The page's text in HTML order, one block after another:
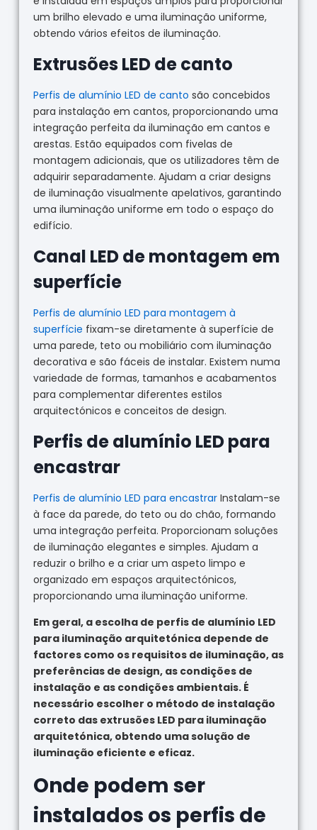
um brilho elevado e uma iluminação uniforme,
obtendo vários efeitos de iluminação.
Extrusões LED de canto
Perfis de alumínio LED de canto são concebidos
para instalação em cantos, proporcionando uma
integração perfeita da iluminação em cantos e
arestas. Estão equipados com fivelas de
montagem adicionais, que os utilizadores têm de
adquirir separadamente. Ajudam a criar designs
de iluminação visualmente apelativos, garantindo
uma iluminação uniforme em todo o espaço do
edifício.
Canal LED de montagem em
superfície
Perfis de alumínio LED para montagem à
superfície fixam-se diretamente à superfície de
uma parede, teto ou mobiliário com iluminação
decorativa e são fáceis de instalar. Existem numa
variedade de formas, tamanhos e acabamentos
para complementar diferentes estilos
arquitectónicos e conceitos de design.
Perfis de alumínio LED para
encastrar
Perfis de alumínio LED para encastrarInstalam-se
à face da parede, do teto ou do chão, formando
uma integração perfeita. Proporcionam soluções
de iluminação elegantes e simples. Ajudam a
reduzir o brilho e a criar um aspeto limpo e
organizado em espaços arquitectónicos,
proporcionando uma iluminação uniforme.
Em geral, a escolha de perfis de alumínio LED
para iluminação arquitetónica depende de
factores como os requisitos de iluminação, as
preferências de design, as condições de
instalação e as condições ambientais. É
necessário escolher o método de instalação
correto das extrusões LED para iluminação
arquitetónica, obtendo uma solução de
iluminação eficiente e eficaz.
Onde podem ser
instalados os perfis de